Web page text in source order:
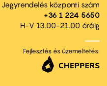
Jegyrendelés központi szám
+36 1 224 5650
H-V 13.00-21.00 óráig
Fejlesztés és üzemeltetés: